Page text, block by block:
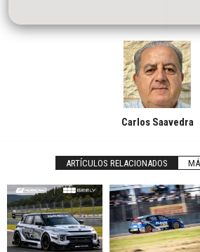
Carlos Saavedra
ARTÍCULOS RELACIONADOS